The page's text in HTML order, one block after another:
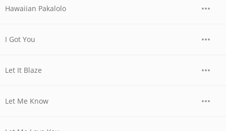
Hawaiian Pakalolo
I Got You
Let It Blaze
Let Me Know